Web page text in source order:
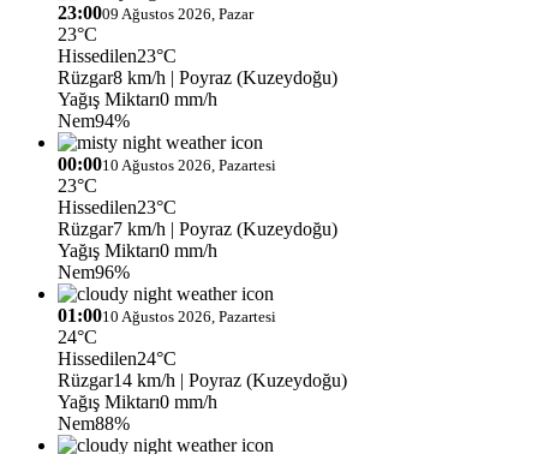
23:0009 Ağustos 2026, Pazar
23°C
Hissedilen23°C
Rüzgar8 km/h | Poyraz (Kuzeydoğu)
Yağış Miktarı0 mm/h
Nem94%
00:0010 Ağustos 2026, Pazartesi
23°C
Hissedilen23°C
Rüzgar7 km/h | Poyraz (Kuzeydoğu)
Yağış Miktarı0 mm/h
Nem96%
01:0010 Ağustos 2026, Pazartesi
24°C
Hissedilen24°C
Rüzgar14 km/h | Poyraz (Kuzeydoğu)
Yağış Miktarı0 mm/h
Nem88%